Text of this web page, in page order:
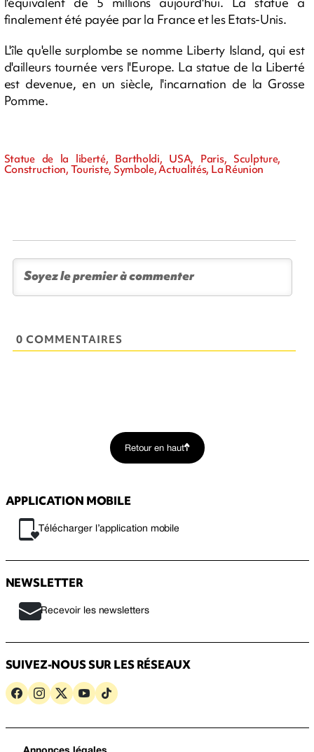
finalement été payée par la France et les Etats-Unis.
L'île qu'elle surplombe se nomme Liberty Island, qui est
d'ailleurs tournée vers l'Europe. La statue de la Liberté
est devenue, en un siècle, l'incarnation de la Grosse
Pomme.
Statue de la liberté, Bartholdi, USA, Paris, Sculpture,
Construction, Touriste, Symbole, Actualités, La Réunion
0 COMMENTAIRES
Retour en haut
APPLICATION MOBILE
Télécharger l’application mobile
NEWSLETTER
Recevoir les newsletters
SUIVEZ-NOUS SUR LES RÉSEAUX